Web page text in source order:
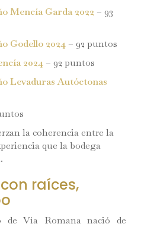
Mencía Garda 2022 – 93
Godello 2024 – 92 puntos
2024 – 92 puntos
Levaduras Autóctonas
la coherencia entre la
que la bodega
raíces,
de Vía Romana nació de